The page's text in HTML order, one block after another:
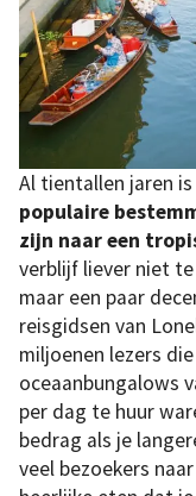
Al tientallen jaren
populaire
zijn naar een
verblijf liever niet
maar een paar
reisgidsen van
miljoenen lezers
oceaanbungalows
per dag te huur
bedrag als je
veel bezoekers